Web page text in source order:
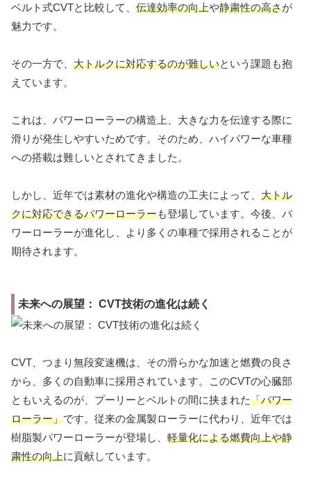
ベルト式CVTと比較して、 伝達効率の向上や静粛性の高さが
魅力です。
その一方で、 大トルクに対応するのが難しいという課題も抱
えています。
これは、パワーローラーの構造上、大きな力を伝達する際に
滑りが発生しやすいためです。そのため、ハイパワーな車種
への搭載は難しいとされてきました。
しかし、近年では素材の進化や構造の工夫によって、 大トル
クに対応できるパワーローラーも登場しています。今後、パ
ワーローラーが進化し、より多くの車種で採用されることが
期待されます。
未来への展望： CVT技術の進化は続く
CVT、つまり無段変速機は、その滑らかな加速と燃費の良さ
から、多くの自動車に採用されています。このCVTの心臓部
ともいえるのが、プーリーとベルトの間に挟まれた「パワー
ローラー」です。従来の金属製ローラーに代わり、近年では
樹脂製パワーローラーが登場し、 軽量化による燃費向上や静
粛性の向上に貢献しています。